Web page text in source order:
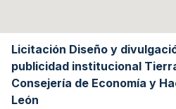
Licitación Diseño y
publicidad institucional
Consejería de Economía y
León